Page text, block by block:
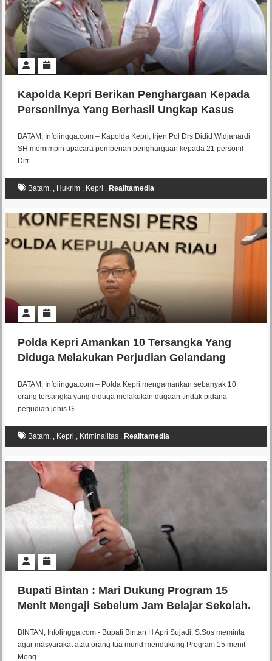
Kapolda Kepri Berikan Penghargaan Kepada
Personilnya Yang Berhasil Ungkap Kasus
Perjudian Gelandang Permainan Elektronik
BATAM, Infolingga.com – Kapolda Kepri, Irjen Pol Drs Didid Widjanardi
SH memimpin upacara pemberian penghargaan kepada 21 personil
Ditr...
Batam., Hukrim, Kepri , Realitamedia
Polda Kepri Amankan 10 Tersangka Yang
Diduga Melakukan Perjudian Gelandang
Permainan Elektronik
BATAM, Infolingga.com – Polda Kepri mengamankan sebanyak 10
orang tersangka yang diduga melakukan dugaan tindak pidana
perjudian jenis G...
Batam., Kepri , Kriminalitas, Realitamedia
Bupati Bintan : Mari Dukung Program 15
Menit Mengaji Sebelum Jam Belajar Sekolah.
BINTAN, Infolingga.com - Bupati Bintan H Apri Sujadi, S.Sos meminta
agar masyarakat atau orang tua murid mendukung Program 15 menit
Meng...